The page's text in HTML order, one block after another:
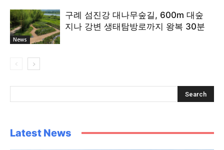
News
구례 섬진강 대나무숲길, 600m 대숲
지나 강변 생태탐방로까지 왕복 30분
Latest News